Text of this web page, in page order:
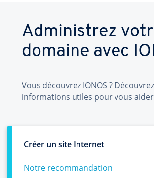
Administrez
domaine avec
Vous découvrez IONOS ?
informations utiles pour vous
Créer un site Internet
Notre recommandation